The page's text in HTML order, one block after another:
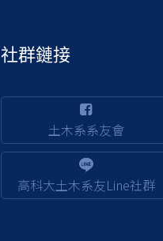
社群鏈接
土木系系友會
高科大土木系友Line社群